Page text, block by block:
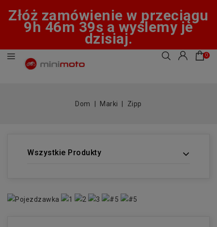
Złóż zamówienie w przeciągu
9h 46m 39s a wyślemy je
dzisiaj.
0
Dom Marki Zipp
Wszystkie Produkty